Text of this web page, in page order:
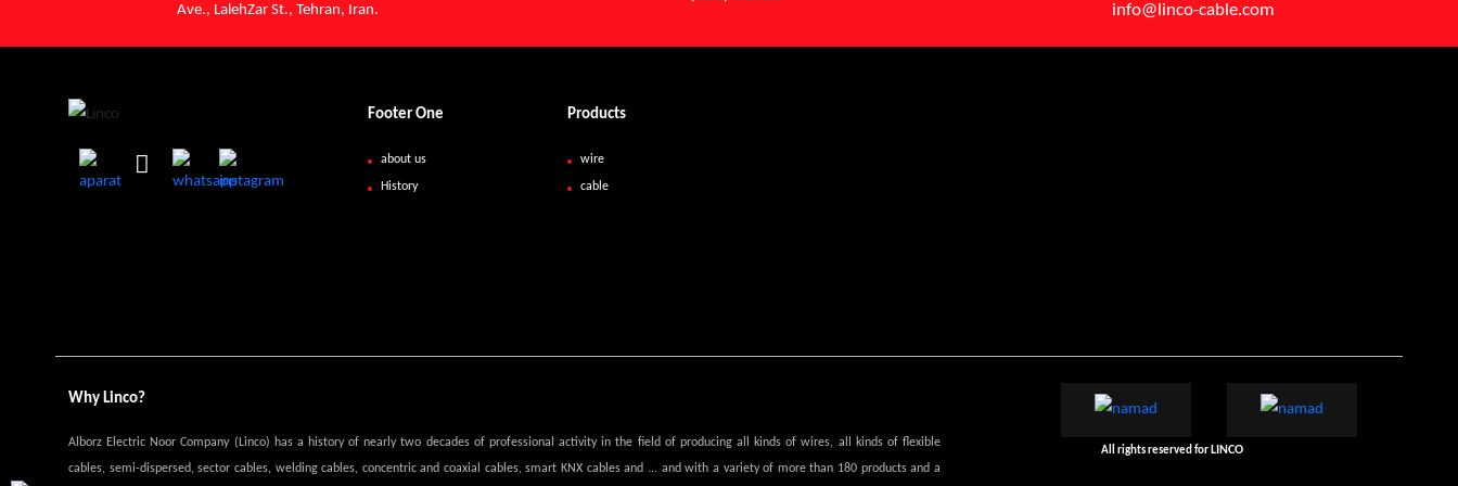
Ave., LalehZar St., Tehran, Iran.
info@linco-cable.com
Footer One
about us
History
Products
wire
cable
Why Linco?
Alborz Electric Noor Company (Linco) has a history of nearly two decades of professional activity in the field of producing all kinds of wires, all kinds of flexible
cables, semi-dispersed, sector cables, welding cables, concentric and coaxial cables, smart KNX cables and ... and with a variety of more than 180 products and a
All rights reserved for LINCO